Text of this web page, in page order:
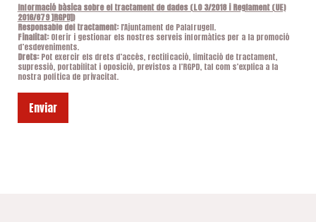
Informació bàsica sobre el tractament de dades (LO 3/2018 i Reglament (UE)
2016/679 ]RGPD])
Responsable del tractament:l'Ajuntament de Palafrugell.
Finalitat:Oferir i gestionar els nostres serveis informàtics per a la promoció
d’esdeveniments.
Drets:Pot exercir els drets d’accés, rectificació, limitació de tractament,
supressió, portabilitat i oposició, previstos a l’RGPD, tal com s’explica a la
nostra política de privacitat.
Enviar